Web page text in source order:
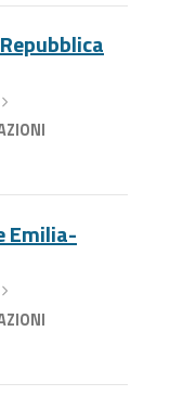
Emilia-